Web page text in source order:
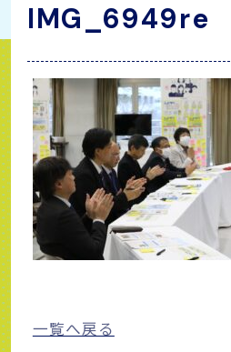
IMG_6949re
一覧へ戻る